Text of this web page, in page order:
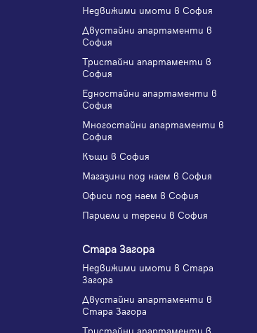
Недвижими имоти в София
Двустайни апартаменти в
София
Тристайни апартаменти в
София
Едностайни апартаменти в
София
Многостайни апартаменти в
София
Къщи в София
Магазини под наем в София
Офиси под наем в София
Парцели и терени в София
Стара Загора
Недвижими имоти в Стара
Загора
Двустайни апартаменти в
Стара Загора
Тристайни апартаменти в